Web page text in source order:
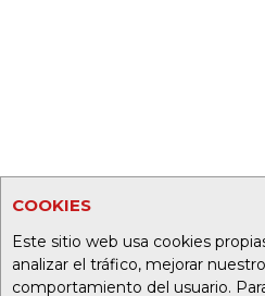
COOKIES
Este sitio web usa cookies
analizar el tráfico, mejorar
comportamiento del usuario.